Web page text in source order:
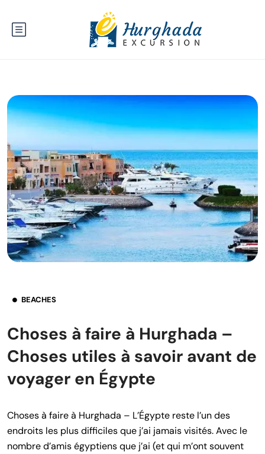
BEACHES
Choses à faire à Hurghada –
Choses utiles à savoir avant de
voyager en Égypte
Choses à faire à Hurghada – L’Égypte reste l’un des
endroits les plus difficiles que j’ai jamais visités. Avec le
nombre d’amis égyptiens que j’ai (et qui m’ont souvent